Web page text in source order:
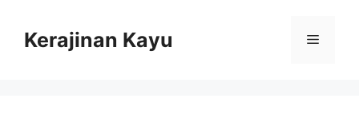
contentKerajinan Kayu Menu